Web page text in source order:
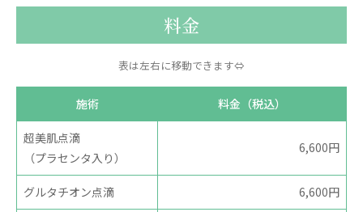
料金
表は左右に移動できます⇔
施術 料金（税込）
超美肌点滴
（プラセンタ入り）
6,600円
グルタチオン点滴 6,600円